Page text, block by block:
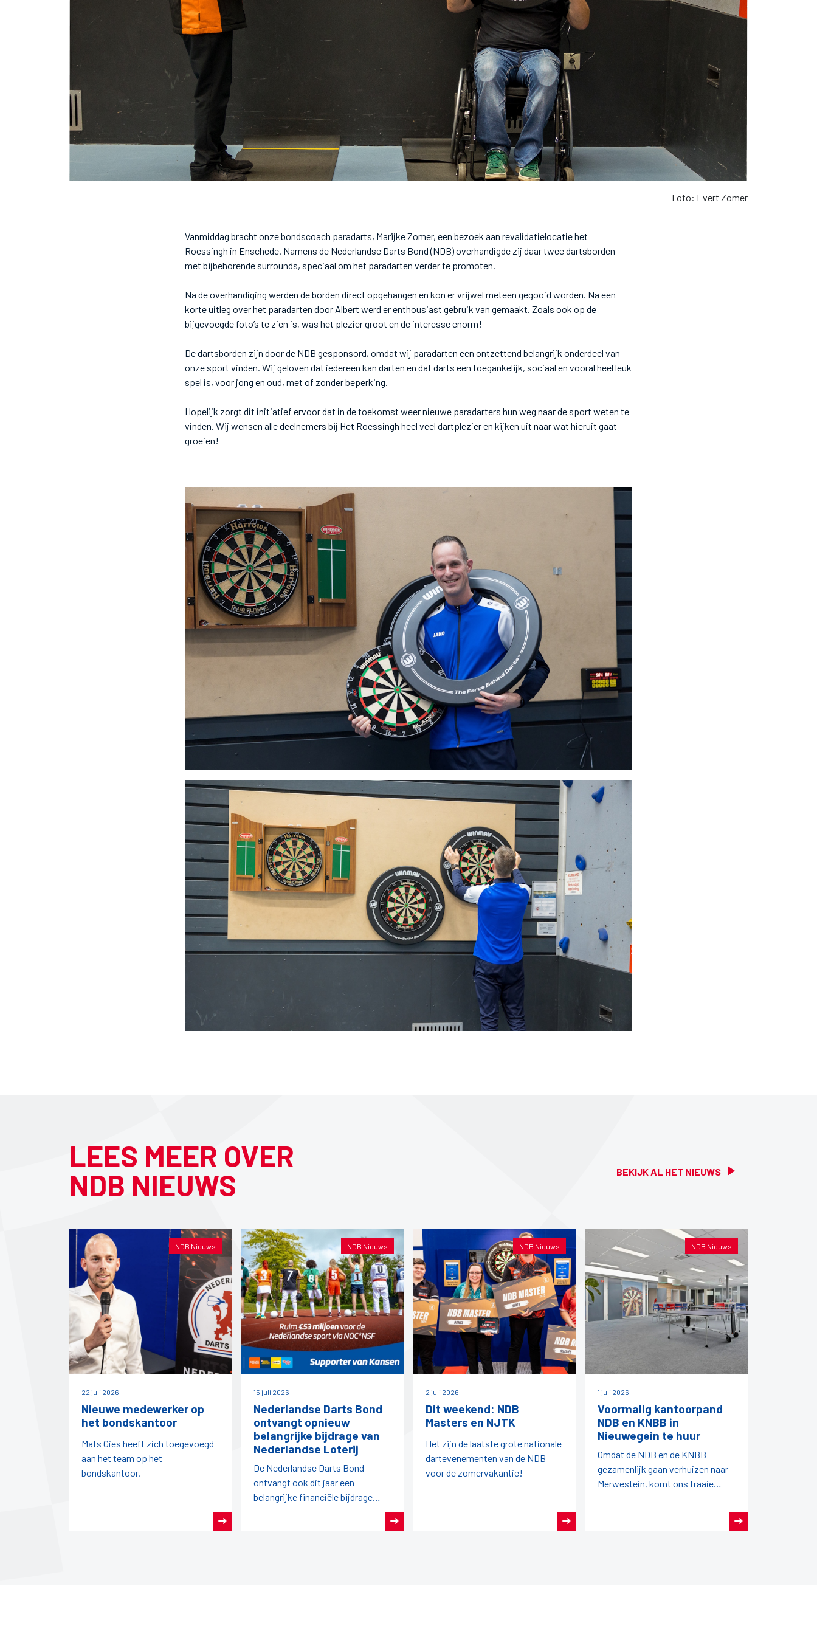
Foto: Evert Zomer
Vanmiddag bracht onze bondscoach paradarts, Marijke Zomer, een bezoek aan revalidatielocatie het
Roessingh in Enschede. Namens de Nederlandse Darts Bond (NDB) overhandigde zij daar twee dartsborden
met bijbehorende surrounds, speciaal om het paradarten verder te promoten.
Na de overhandiging werden de borden direct opgehangen en kon er vrijwel meteen gegooid worden. Na een
korte uitleg over het paradarten door Albert werd er enthousiast gebruik van gemaakt. Zoals ook op de
bijgevoegde foto’s te zien is, was het plezier groot en de interesse enorm!
De dartsborden zijn door de NDB gesponsord, omdat wij paradarten een ontzettend belangrijk onderdeel van
onze sport vinden. Wij geloven dat iedereen kan darten en dat darts een toegankelijk, sociaal en vooral heel leuk
spel is, voor jong en oud, met of zonder beperking.
Hopelijk zorgt dit initiatief ervoor dat in de toekomst weer nieuwe paradarters hun weg naar de sport weten te
vinden. Wij wensen alle deelnemers bij Het Roessingh heel veel dartplezier en kijken uit naar wat hieruit gaat
groeien!
LEES MEER OVER
NDB NIEUWS
BEKIJK AL HET NIEUWS
NDB Nieuws
22 juli 2026
Nieuwe medewerker op
het bondskantoor
Mats Gies heeft zich toegevoegd
aan het team op het
bondskantoor.
NDB Nieuws
15 juli 2026
Nederlandse Darts Bond
ontvangt opnieuw
belangrijke bijdrage van
Nederlandse Loterij
De Nederlandse Darts Bond
ontvangt ook dit jaar een
belangrijke financiële bijdrage
NDB Nieuws
2 juli 2026
Dit weekend: NDB
Masters en NJTK
Het zijn de laatste grote nationale
dartevenementen van de NDB
voor de zomervakantie!
NDB Nieuws
1 juli 2026
Voormalig kantoorpand
NDB en KNBB in
Nieuwegein te huur
Omdat de NDB en de KNBB
gezamenlijk gaan verhuizen naar
Merwestein, komt ons fraaie